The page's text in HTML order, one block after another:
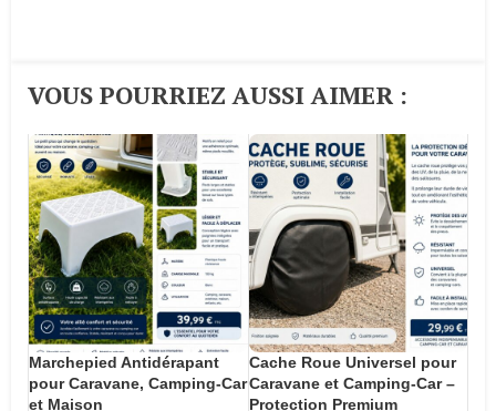
VOUS POURRIEZ AUSSI AIMER :​
Marchepied Antidérapant
pour Caravane, Camping-Car
et Maison
Cache Roue Universel pour
Caravane et Camping-Car –
Protection Premium